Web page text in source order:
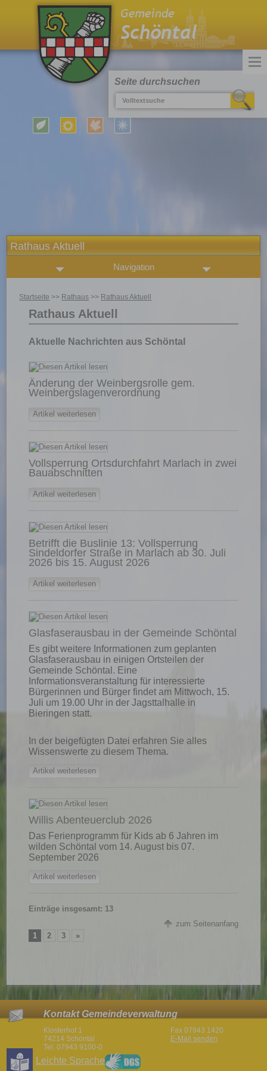
Seite durchsuchen
Rathaus Aktuell
Navigation
Startseite >> Rathaus >> Rathaus Aktuell
Rathaus Aktuell
Aktuelle Nachrichten aus Schöntal
Änderung der Weinbergsrolle gem.
Weinbergslagenverordnung
Artikel weiterlesen
Vollsperrung Ortsdurchfahrt Marlach in zwei
Bauabschnitten
Artikel weiterlesen
Betrifft die Buslinie 13: Vollsperrung
Sindeldorfer Straße in Marlach ab 30. Juli
2026 bis 15. August 2026
Artikel weiterlesen
Glasfaserausbau in der Gemeinde Schöntal
Es gibt weitere Informationen zum geplanten
Glasfaserausbau in einigen Ortsteilen der
Gemeinde Schöntal. Eine
Informationsveranstaltung für interessierte
Bürgerinnen und Bürger findet am Mittwoch, 15.
Juli um 19.00 Uhr in der Jagsttalhalle in
Bieringen statt.
In der beigefügten Datei erfahren Sie alles
Wissenswerte zu diesem Thema.
Artikel weiterlesen
Willis Abenteuerclub 2026
Das Ferienprogramm für Kids ab 6 Jahren im
wilden Schöntal vom 14. August bis 07.
September 2026
Artikel weiterlesen
Einträge insgesamt: 13
1 2 3 »
zum Seitenanfang
Kontakt Gemeindeverwaltung
Klosterhof 1
74214 Schöntal
Tel. 07943 9100-0
Fax 07943 1420
E-Mail senden
Leichte Sprache